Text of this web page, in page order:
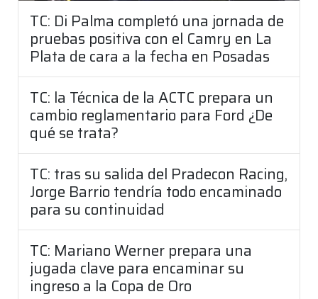
TC: Di Palma completó una jornada de
pruebas positiva con el Camry en La
Plata de cara a la fecha en Posadas
TC: la Técnica de la ACTC prepara un
cambio reglamentario para Ford ¿De
qué se trata?
TC: tras su salida del Pradecon Racing,
Jorge Barrio tendría todo encaminado
para su continuidad
TC: Mariano Werner prepara una
jugada clave para encaminar su
ingreso a la Copa de Oro